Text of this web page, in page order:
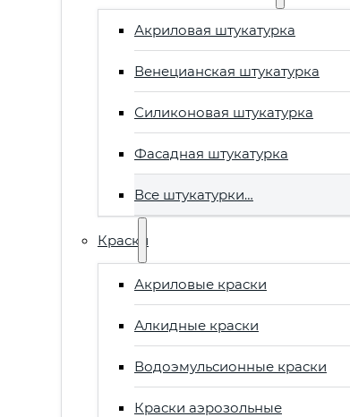
Акриловая штукатурка
Венецианская штукатурка
Силиконовая штукатурка
Фасадная штукатурка
Все штукатурки…
Краски
Акриловые краски
Алкидные краски
Водоэмульсионные краски
Краски аэрозольные